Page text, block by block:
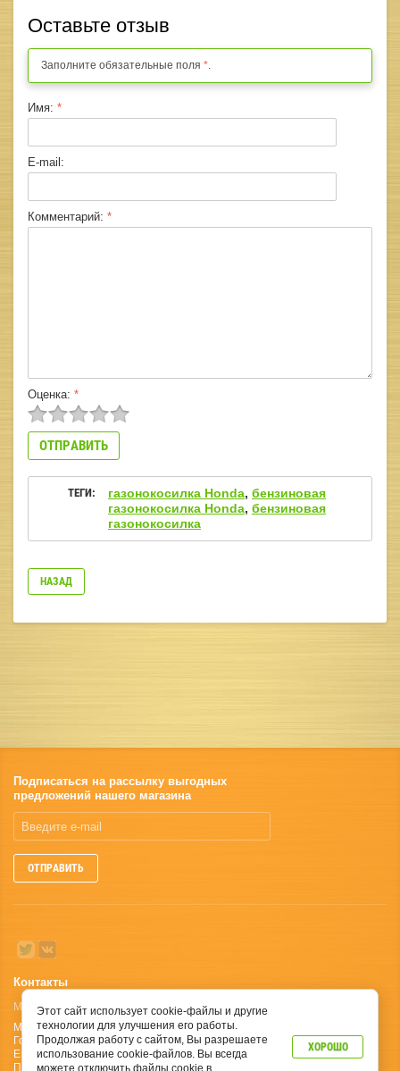
Оставьте отзыв
Заполните обязательные поля *.
Имя: *
E-mail:
Комментарий: *
Оценка: *
ТЕГИ: газонокосилка Honda, бензиновая
газонокосилка Honda, бензиновая
газонокосилка
НАЗАД
Подписаться на рассылку выгодных
предложений нашего магазина
ОТПРАВИТЬ
Контакты
Москва, Ленинградское шоссе, дом 100;
Мобильный: +7(929) 648-91-66
Городской : +7 (495) 664-55-89
Email: tehnodacha.com@yandex.ru
Пн-Пт с 9:00 до 20:00 Сб: с 9-00 до 19-00
Этот сайт использует cookie-файлы и другие
технологии для улучшения его работы.
Продолжая работу с сайтом, Вы разрешаете
использование cookie-файлов. Вы всегда
можете отключить файлы cookie в
ХОРОШО